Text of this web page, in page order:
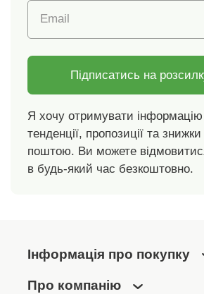
Email
Підписатись на
Я хочу отримувати інформацію
тенденції, пропозиції та
поштою. Ви можете
в будь-який час безкоштовно.
Інформація про покупку
Про компанію